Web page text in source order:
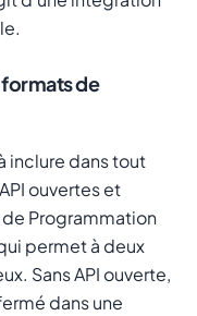
formats de
inclure dans tout
ouvertes et
Programmation
permet à deux
Sans API ouverte,
dans une